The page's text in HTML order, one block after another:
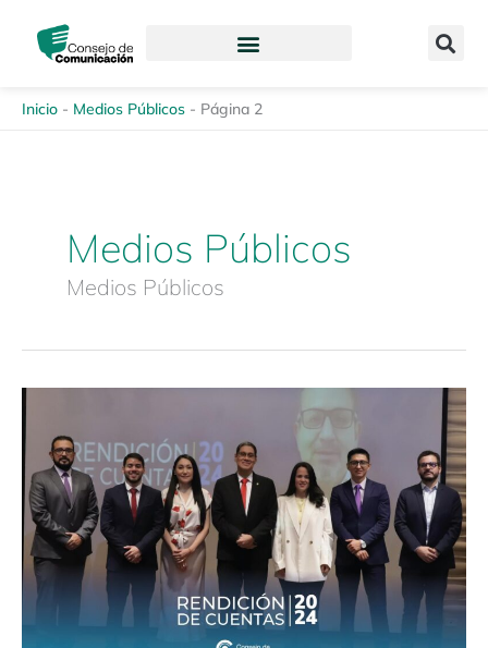
contenido
Inicio - Medios Públicos - Página 2
Medios Públicos
Medios Públicos
Prensa
N.º
009
2025
Rendición
de